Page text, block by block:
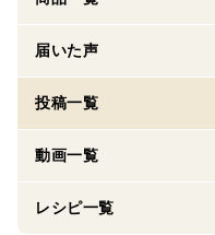
届いた声
投稿一覧
動画一覧
レシピ一覧